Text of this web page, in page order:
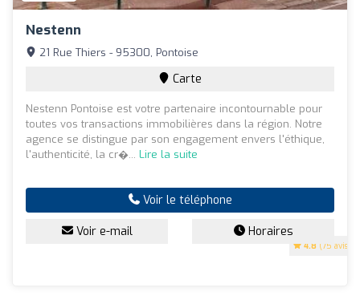
Nestenn
4.8 (75 avis)
21 Rue Thiers - 95300, Pontoise
Carte
Nestenn Pontoise est votre partenaire incontournable pour
toutes vos transactions immobilières dans la région. Notre
agence se distingue par son engagement envers l'éthique,
l'authenticité, la cr�... Lire la suite
Voir le téléphone
Voir e-mail Horaires